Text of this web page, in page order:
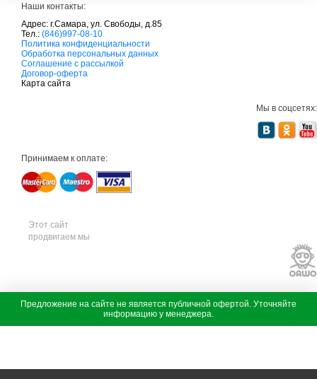
Наши контакты:
Адрес: г.Самара, ул. Свободы, д.85
Тел.: (846)997-08-10
с
а
д
о
в
и
к
а
м
т
е
х
и
Политика конфиденциальности
Обработка персональных данных
Соглашение с рассылкой
Договор-оферта
Карта сайта
Мы в соцсетях:
Принимаем к оплате:
Этот сайт
продвигаем мы
Предложение на сайте не является публичной офертой. Уточняйте
информацию у менеджера.
д